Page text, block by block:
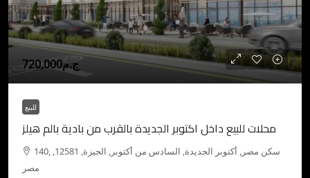
ج.م720,000
للبيع
محلات للبيع داخل اكتوبر الجديدة بالقرب من بادية بالم هيلز
140, سكن مصر, أكتوبر الجديدة, السادس من أكتوبر, الجيزة, 12581,
مصر